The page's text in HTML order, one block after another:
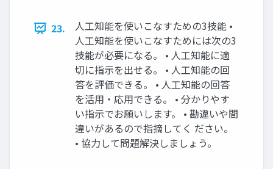
23.
人工知能を使いこなすための3技能 •
人工知能を使いこなすためには次の3
技能が必要になる。 • 人工知能に適
切に指示を出せる。 • 人工知能の回
答を評価できる。 • 人工知能の回答
を活用・応用できる。 • 分かりやす
い指示でお願いします。 • 勘違いや間
違いがあるので指摘してく ださい。
• 協力して問題解決しましょう。